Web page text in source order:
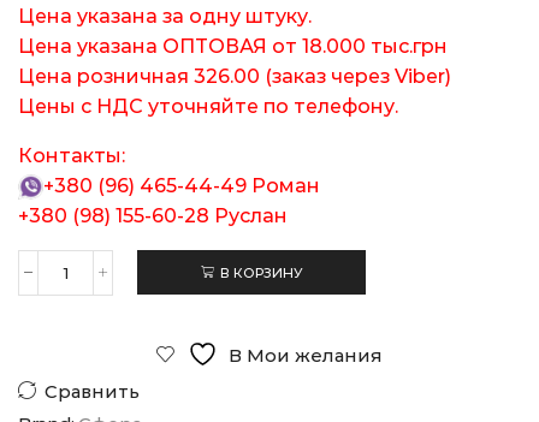
Цена указана за одну штуку.
Цена указана ОПТОВАЯ от 18.000 тыс.грн
Цена розничная 326.00 (заказ через Viber)
Цены с НДС уточняйте по телефону.
Контакты:
+380 (96) 465-44-49 Роман
+380 (98) 155-60-28 Руслан
Количество
В КОРЗИНУ
В Мои желания
Сравнить